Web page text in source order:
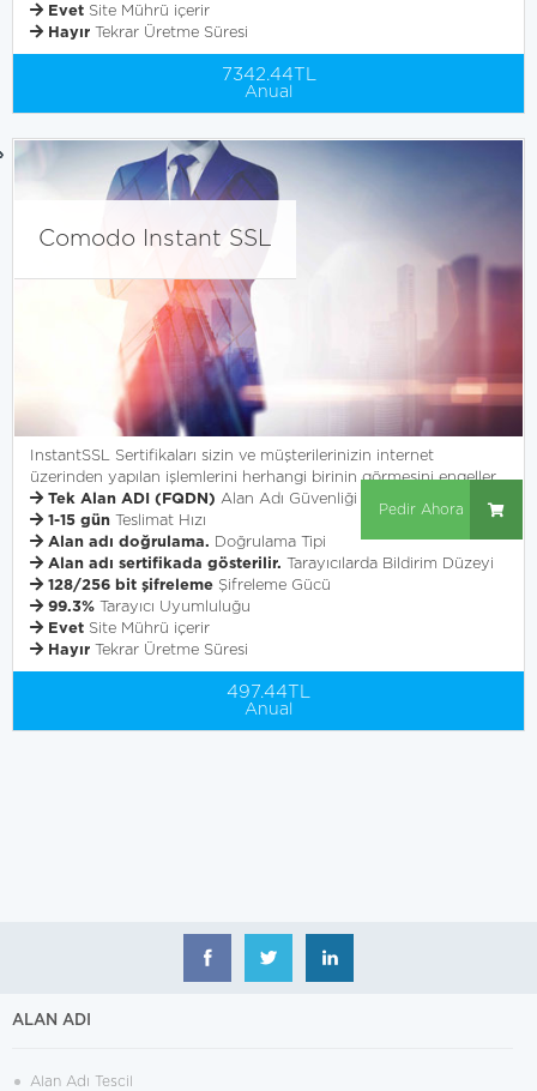
Evet Site Mührü içerir
Hayır Tekrar Üretme Süresi
7342.44TL
Anual
Comodo Instant SSL
Pedir Ahora
InstantSSL Sertifikaları sizin ve müşterilerinizin internet
üzerinden yapılan işlemlerini herhangi birinin görmesini engeller.
Tek Alan ADI (FQDN) Alan Adı Güvenliği
1-15 gün Teslimat Hızı
Alan adı doğrulama. Doğrulama Tipi
Alan adı sertifikada gösterilir. Tarayıcılarda Bildirim Düzeyi
128/256 bit şifreleme Şifreleme Gücü
99.3% Tarayıcı Uyumluluğu
Evet Site Mührü içerir
Hayır Tekrar Üretme Süresi
497.44TL
Anual
ALAN ADI
Alan Adı Tescil